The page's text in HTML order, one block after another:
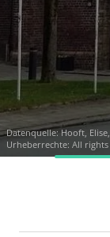
Datenquelle:Hooft,
Urheberrechte: All